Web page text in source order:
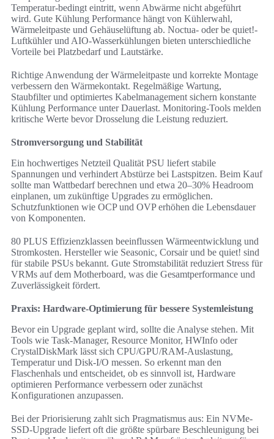
Temperatur-bedingt eintritt, wenn Abwärme nicht abgeführt
wird. Gute Kühlung Performance hängt von Kühlerwahl,
Wärmeleitpaste und Gehäuselüftung ab. Noctua- oder be quiet!-
Luftkühler und AIO-Wasserkühlungen bieten unterschiedliche
Vorteile bei Platzbedarf und Lautstärke.
Richtige Anwendung der Wärmeleitpaste und korrekte Montage
verbessern den Wärmekontakt. Regelmäßige Wartung,
Staubfilter und optimiertes Kabelmanagement sichern konstante
Kühlung Performance unter Dauerlast. Monitoring-Tools melden
kritische Werte bevor Drosselung die Leistung reduziert.
Stromversorgung und Stabilität
Ein hochwertiges Netzteil Qualität PSU liefert stabile
Spannungen und verhindert Abstürze bei Lastspitzen. Beim Kauf
sollte man Wattbedarf berechnen und etwa 20–30% Headroom
einplanen, um zukünftige Upgrades zu ermöglichen.
Schutzfunktionen wie OCP und OVP erhöhen die Lebensdauer
von Komponenten.
80 PLUS Effizienzklassen beeinflussen Wärmeentwicklung und
Stromkosten. Hersteller wie Seasonic, Corsair und be quiet! sind
für stabile PSUs bekannt. Gute Stromstabilität reduziert Stress für
VRMs auf dem Motherboard, was die Gesamtperformance und
Zuverlässigkeit fördert.
Praxis: Hardware-Optimierung für bessere Systemleistung
Bevor ein Upgrade geplant wird, sollte die Analyse stehen. Mit
Tools wie Task-Manager, Resource Monitor, HWInfo oder
CrystalDiskMark lässt sich CPU/GPU/RAM-Auslastung,
Temperatur und Disk-I/O messen. So erkennt man den
Flaschenhals und entscheidet, ob es sinnvoll ist, Hardware
optimieren Performance verbessern oder zunächst
Konfigurationen anzupassen.
Bei der Priorisierung zahlt sich Pragmatismus aus: Ein NVMe-
SSD-Upgrade liefert oft die größte spürbare Beschleunigung bei